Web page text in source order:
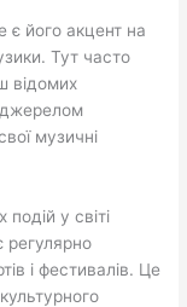
є його акцент на
Тут часто
відомих
джерелом
музичні
у світі
регулярно
і фестивалів. Це